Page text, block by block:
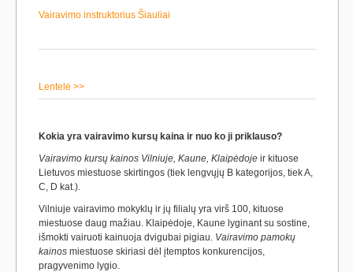
Vairavimo instruktorius Šiauliai
Lentelė >>
Kokia yra vairavimo kursų kaina ir nuo ko ji priklauso?
Vairavimo kursų kainos Vilniuje, Kaune, Klaipėdoje ir kituose
Lietuvos miestuose skirtingos (tiek lengvųjų B kategorijos, tiek A,
C, D kat.).
Vilniuje vairavimo mokyklų ir jų filialų yra virš 100, kituose
miestuose daug mažiau. Klaipėdoje, Kaune lyginant su sostine,
išmokti vairuoti kainuoja dvigubai pigiau. Vairavimo pamokų
kainos miestuose skiriasi dėl įtemptos konkurencijos,
pragyvenimo lygio.